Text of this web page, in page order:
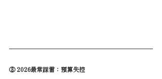
③ 2026最常踩雷：預算失控